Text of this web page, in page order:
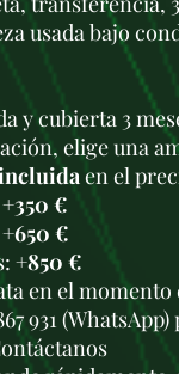
usada bajo
y cubierta 3
elige una
en el
+350 €
+650 €
+850 €
en el momento
931